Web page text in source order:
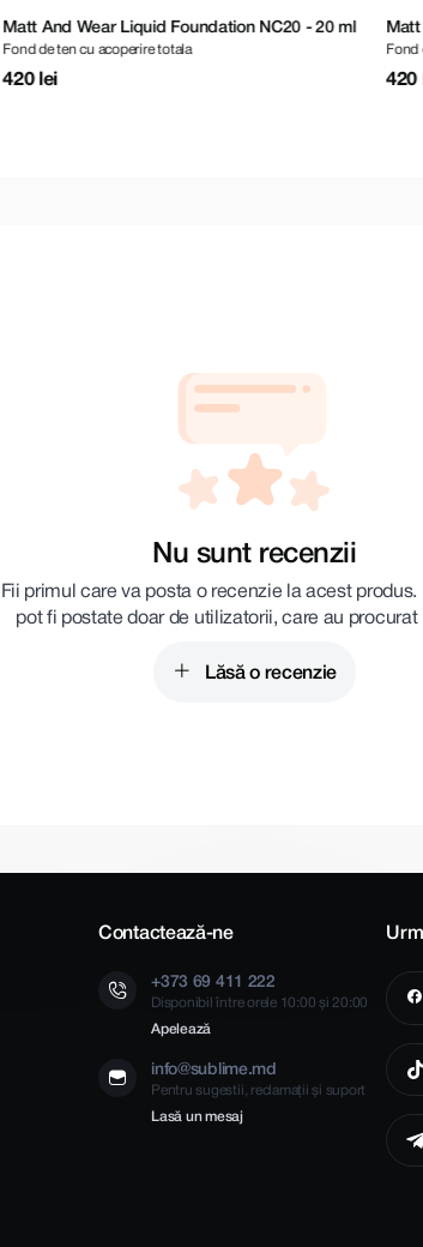
Matt And Wear Liquid Foundation NW20 - 20 ml
Fond de ten cu acoperire totala
420 lei
Fond
420
Nu sunt recenzii
Fii primul care va posta o recenzie la acest produs.
pot fi postate doar de utilizatorii, care au procurat
Lăsă o recenzie
Contactează-ne
+373 69 411 222
Disponibil între orele 10:00 și 20:00
Apelează
info@sublime.md
Pentru sugestii, reclamații și suport
Lasă un mesaj